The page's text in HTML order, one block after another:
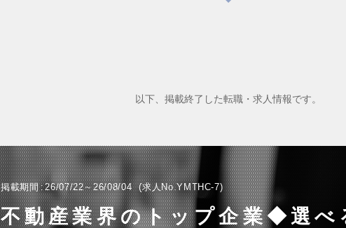
以下、掲載終了した転職・求人情報です。
掲載期間 26/07/22～26/08/04 求人No.YMTHC-7
不動産業界のトップ企業◆選べ